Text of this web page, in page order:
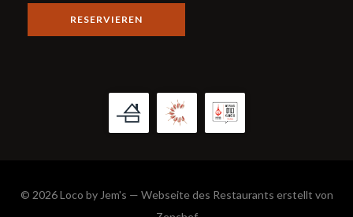
RESERVIEREN
© 2026 Loco by Jem's — Webseite des Restaurants erstellt von